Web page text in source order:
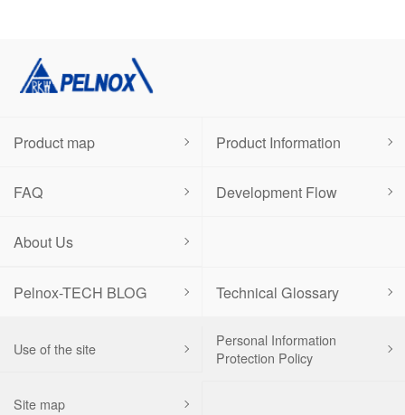
Pelnox-TECH BLOG Technical Glossary
Product map Product Information
FAQ Development Flow
About Us
Use of the site
Personal Information
Protection Policy
Site map